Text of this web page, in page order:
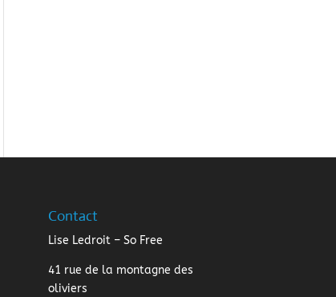
Contact
Lise Ledroit – So Free
41 rue de la montagne des
oliviers